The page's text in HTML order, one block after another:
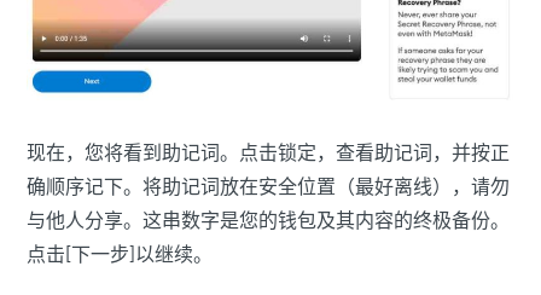
现在，您将看到助记词。点击锁定，查看助记词，并按正
确顺序记下。将助记词放在安全位置（最好离线），请勿
与他人分享。这串数字是您的钱包及其内容的终极备份。
点击[下一步]以继续。